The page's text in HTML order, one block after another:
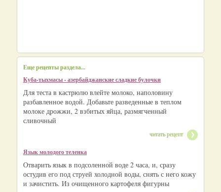
Еще рецепты раздела...
Куба-тыхмасы - азербайджанские сладкие булочки
Для теста в кастрюлю влейте молоко, наполовину
разбавленное водой. Добавьте разведенные в теплом
молоке дрожжи, 2 взбитых яйца, размягченный
сливочный
читать рецепт
Язык молодого теленка
Отварить язык в подсоленной воде 2 часа, и, сразу
остудив его под струей холодной воды, снять с него кожу
и зачистить. Из очищенного картофеля фигурны